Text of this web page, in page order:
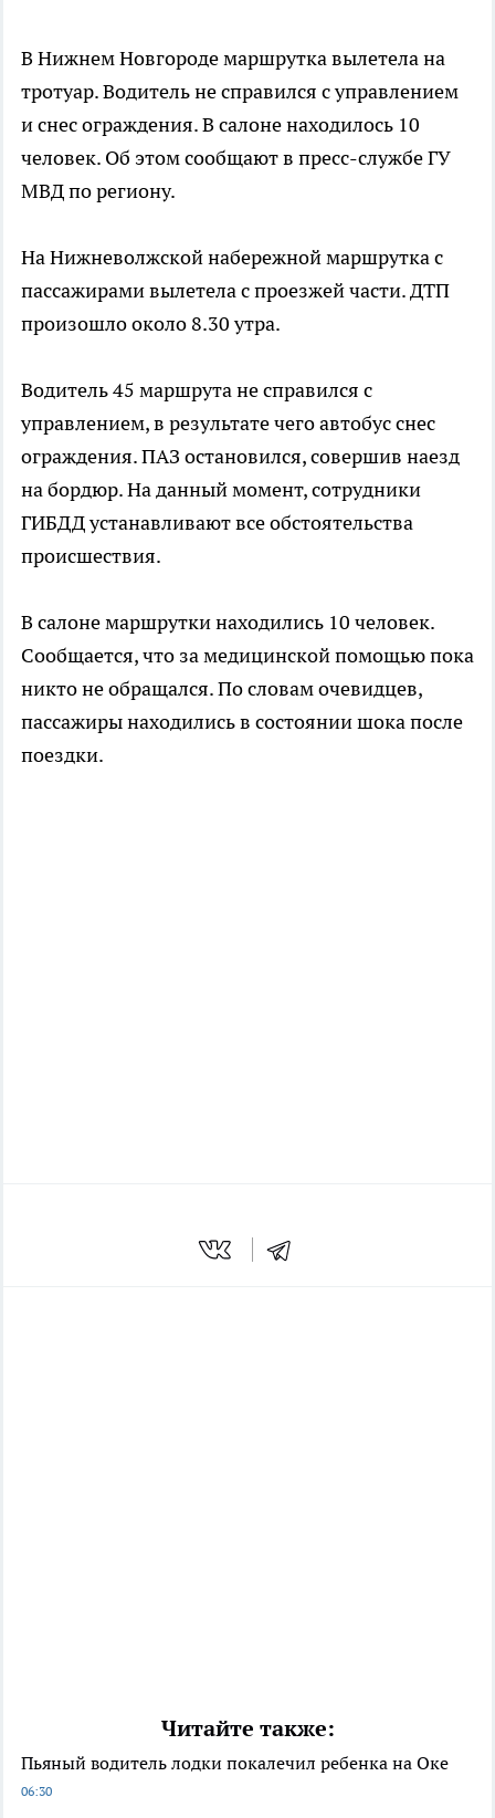
В Нижнем Новгороде маршрутка вылетела на
тротуар. Водитель не справился с управлением
и снес ограждения. В салоне находилось 10
человек. Об этом сообщают в пресс-службе ГУ
МВД по региону.
На Нижневолжской набережной маршрутка с
пассажирами вылетела с проезжей части. ДТП
произошло около 8.30 утра.
Водитель 45 маршрута не справился с
управлением, в результате чего автобус снес
ограждения. ПАЗ остановился, совершив наезд
на бордюр. На данный момент, сотрудники
ГИБДД устанавливают все обстоятельства
происшествия.
В салоне маршрутки находились 10 человек.
Сообщается, что за медицинской помощью пока
никто не обращался. По словам очевидцев,
пассажиры находились в состоянии шока после
поездки.
Читайте также:
Пьяный водитель лодки покалечил ребенка на Оке
06:30